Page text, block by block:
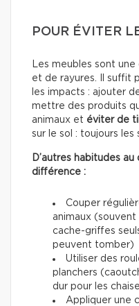
POUR ÉVITER
Les meubles sont
et de rayures. Il suffit
les impacts : ajouter
mettre des produits
animaux et éviter de
sur le sol : toujours les
D’autres habitudes
différence :
Couper
animaux
cache-griffes
peuvent tomber)
Utiliser des
planchers
dur pour les
Appliquer une